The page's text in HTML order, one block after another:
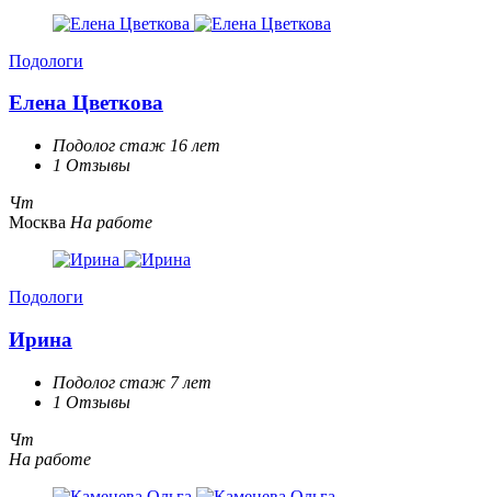
Подологи
Елена Цветкова
Подолог стаж 16 лет
1 Отзывы
Чт
Москва На работе
Подологи
Ирина
Подолог стаж 7 лет
1 Отзывы
Чт
На работе